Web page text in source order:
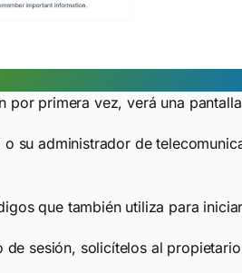
por primera vez, verá una
su administrador de
que también utiliza para
de sesión, solicítelos al